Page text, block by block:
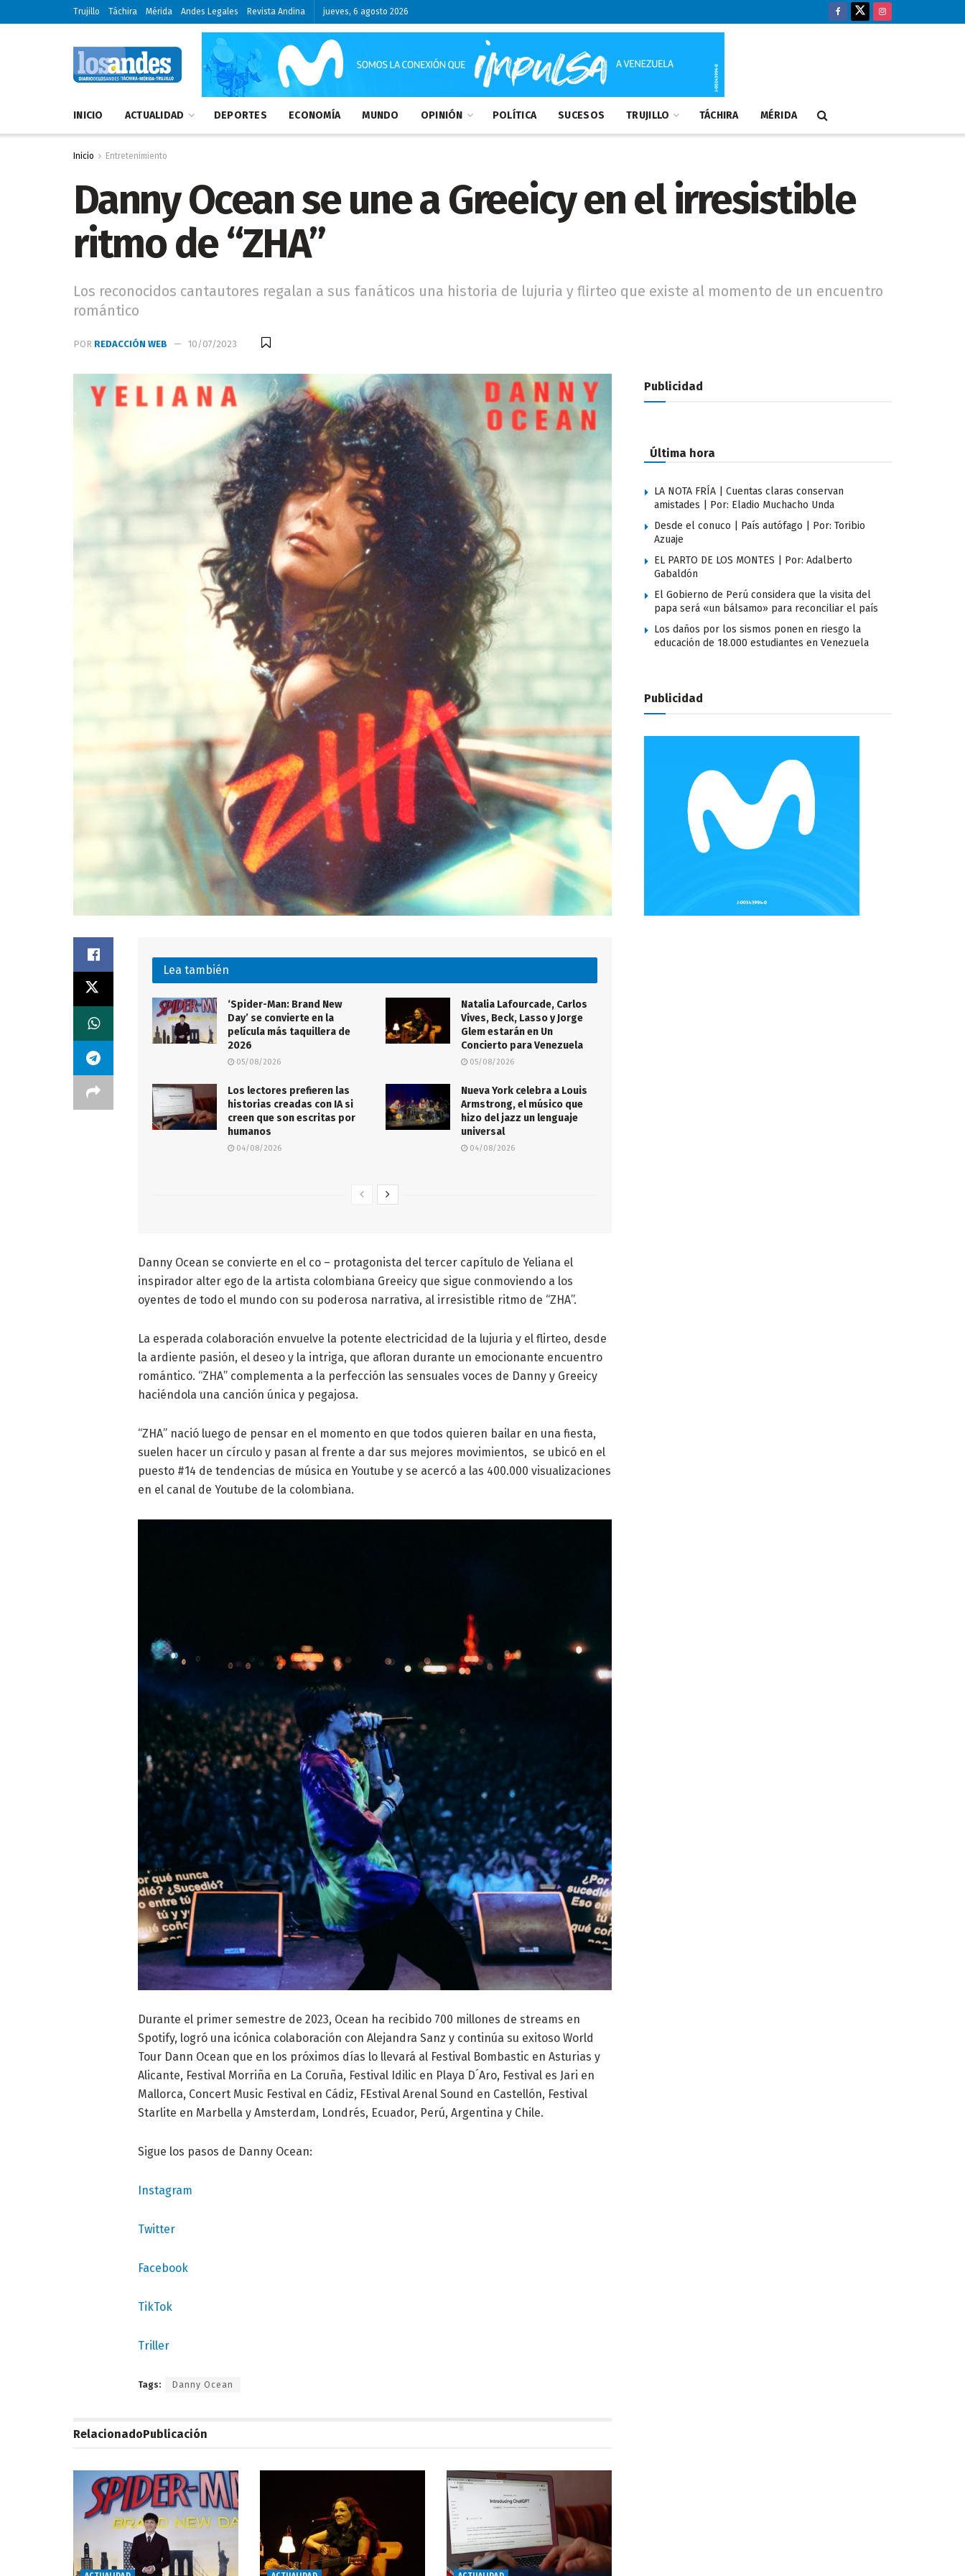
Trujillo Táchira Mérida Andes Legales Revista Andina jueves, 6 agosto 2026
INICIO ACTUALIDAD DEPORTES ECONOMÍA MUNDO OPINIÓN POLÍTICA SUCESOS TRUJILLO TÁCHIRA MÉRIDA
Inicio Entretenimiento
Danny Ocean se une a Greeicy en el irresistible
ritmo de “ZHA”
Los reconocidos cantautores regalan a sus fanáticos una historia de lujuria y flirteo que existe al momento de un encuentro
romántico
POR REDACCIÓN WEB 10/07/2023
Lea también
‘Spider-Man: Brand New
Day’ se convierte en la
película más taquillera de
2026
05/08/2026
Natalia Lafourcade, Carlos
Vives, Beck, Lasso y Jorge
Glem estarán en Un
Concierto para Venezuela
05/08/2026
Los lectores prefieren las
historias creadas con IA si
creen que son escritas por
humanos
04/08/2026
Nueva York celebra a Louis
Armstrong, el músico que
hizo del jazz un lenguaje
universal
04/08/2026
Danny Ocean se convierte en el co – protagonista del tercer capítulo de Yeliana el
inspirador alter ego de la artista colombiana Greeicy que sigue conmoviendo a los
oyentes de todo el mundo con su poderosa narrativa, al irresistible ritmo de “ZHA”.
La esperada colaboración envuelve la potente electricidad de la lujuria y el flirteo, desde
la ardiente pasión, el deseo y la intriga, que afloran durante un emocionante encuentro
romántico. “ZHA” complementa a la perfección las sensuales voces de Danny y Greeicy
haciéndola una canción única y pegajosa.
“ZHA” nació luego de pensar en el momento en que todos quieren bailar en una fiesta,
suelen hacer un círculo y pasan al frente a dar sus mejores movimientos, se ubicó en el
puesto #14 de tendencias de música en Youtube y se acercó a las 400.000 visualizaciones
en el canal de Youtube de la colombiana.
Durante el primer semestre de 2023, Ocean ha recibido 700 millones de streams en
Spotify, logró una icónica colaboración con Alejandra Sanz y continúa su exitoso World
Tour Dann Ocean que en los próximos días lo llevará al Festival Bombastic en Asturias y
Alicante, Festival Morriña en La Coruña, Festival Idilic en Playa D´Aro, Festival es Jari en
Mallorca, Concert Music Festival en Cádiz, FEstival Arenal Sound en Castellón, Festival
Starlite en Marbella y Amsterdam, Londrés, Ecuador, Perú, Argentina y Chile.
Sigue los pasos de Danny Ocean:
Instagram
Twitter
Facebook
TikTok
Triller
Tags: Danny Ocean
RelacionadoPublicación
Publicidad
Última hora
LA NOTA FRÍA | Cuentas claras conservan
amistades | Por: Eladio Muchacho Unda
Desde el conuco | País autófago | Por: Toribio
Azuaje
EL PARTO DE LOS MONTES | Por: Adalberto
Gabaldón
El Gobierno de Perú considera que la visita del
papa será «un bálsamo» para reconciliar el país
Los daños por los sismos ponen en riesgo la
educación de 18.000 estudiantes en Venezuela
Publicidad